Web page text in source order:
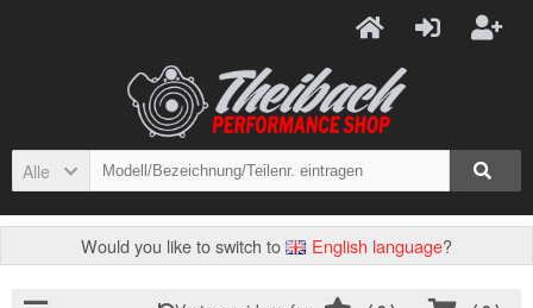
Alle
Would you like to switch to English language?